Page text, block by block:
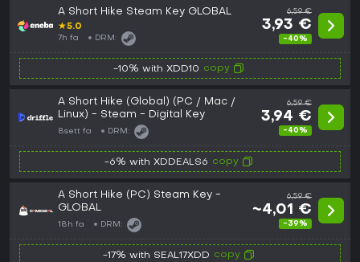
A Short Hike Steam Key GLOBAL
★5.0
7h fa DRM:
6,59 €
3,93 €
-40%
-10% with XDD10 copy
A Short Hike (Global) (PC / Mac /
Linux) - Steam - Digital Key
8sett fa DRM:
6,59 €
3,94 €
-40%
-6% with XDDEALS6 copy
A Short Hike (PC) Steam Key -
GLOBAL
18h fa DRM:
6,59 €
~4,01 €
-39%
-17% with SEAL17XDD copy